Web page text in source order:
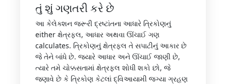
તું શું ગણતરી કરે છે
આ કેલેક્શન જરૂરી દ્રષ્ટાંતના આધારે ત્રિકોણનું
either ક્ષેત્રફલ, આધાર અથવા ઊંચાઈ ગણ
calculates. ત્રિકોણનું ક્ષેત્રફલ તે સપાટીનું આકાર છે
જે તેને બાંધે છે. જ્યારે આધાર અને ઊંચાઈ જાણી છે,
ત્યારે તમે ચોક્કસતામાં ક્ષેત્રફલ શોધી શકો છો, જે
જણાવે છે કે ત્રિકોણ કેટલાં દ્વિઆયામી જગ્યા ગ્રહણ